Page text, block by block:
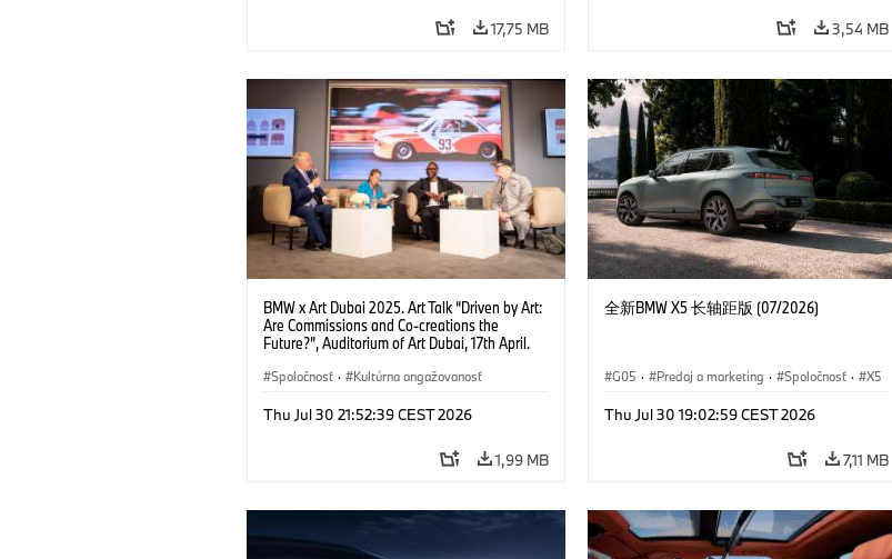
17,75 MB 3,54 MB
BMW x Art Dubai 2025. Art Talk “Driven by Art:
Are Commissions and Co-creations the
Future?”, Auditorium of Art Dubai, 17th April.
BMW Group Cultural Engagement), Dr
Abu Dhabi Project), Azu Nwagbogu (Founder
LagosPhoto Festival) and Hans Ulrich Obrist
(Artistic Director SERPENTINE). (04/2025)
Spoločnosť · Kultúrna angažovanosť
Thu Jul 30 21:52:39 CEST 2026
1,99 MB
全新BMW X5 长轴距版 (07/2026)
G05 · Predaj a marketing · Spoločnosť · X5
Thu Jul 30 19:02:59 CEST 2026
7,11 MB